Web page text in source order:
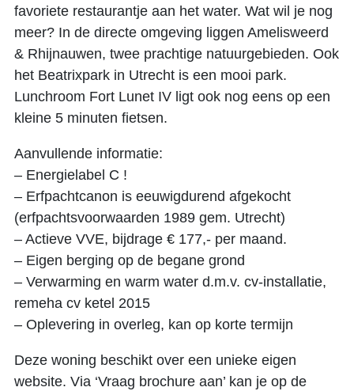
favoriete restaurantje aan het water. Wat wil je nog
meer? In de directe omgeving liggen Amelisweerd
& Rhijnauwen, twee prachtige natuurgebieden. Ook
het Beatrixpark in Utrecht is een mooi park.
Lunchroom Fort Lunet IV ligt ook nog eens op een
kleine 5 minuten fietsen.
Aanvullende informatie:
– Energielabel C !
– Erfpachtcanon is eeuwigdurend afgekocht
(erfpachtsvoorwaarden 1989 gem. Utrecht)
– Actieve VVE, bijdrage € 177,- per maand.
– Eigen berging op de begane grond
– Verwarming en warm water d.m.v. cv-installatie,
remeha cv ketel 2015
– Oplevering in overleg, kan op korte termijn
Deze woning beschikt over een unieke eigen
website. Via ‘Vraag brochure aan’ kan je op de